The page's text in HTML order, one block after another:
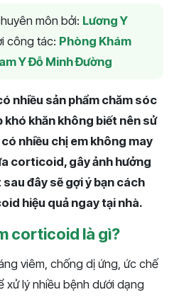
môn bởi: Lương Y
công tác: Phòng Khám
Y Đỗ Minh Đường
nhiều sản phẩm chăm sóc
khó khăn không biết nên sử
nhiều chị em không may
corticoid, gây ảnh hưởng
sau đây sẽ gợi ý bạn cách
hiệu quả ngay tại nhà.
corticoid là gì?
viêm, chống dị ứng, ức chế
xử lý nhiều bệnh dưới dạng